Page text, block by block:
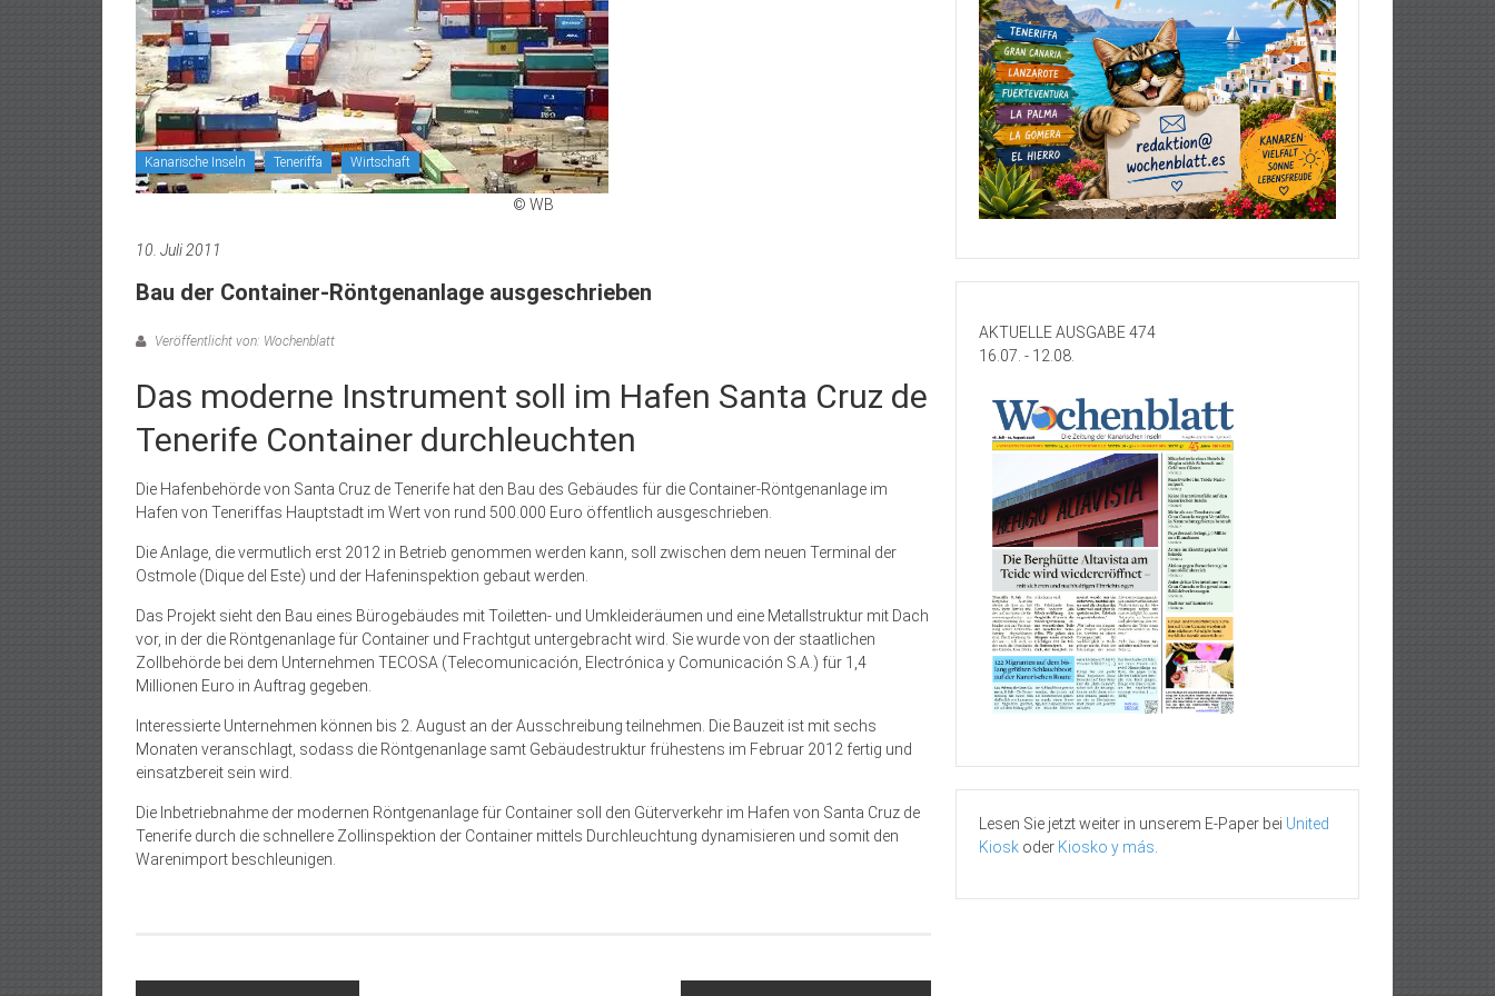
Kanarische Inseln Teneriffa Wirtschaft
© WB
10. Juli 2011
Bau der Container-Röntgenanlage ausgeschrieben
Veröffentlicht von: Wochenblatt
Das moderne Instrument soll im Hafen Santa Cruz de
Tenerife Container durchleuchten
Die Hafenbehörde von Santa Cruz de Tenerife hat den Bau des Gebäudes für die Container-Röntgenanlage im
Hafen von Teneriffas Hauptstadt im Wert von rund 500.000 Euro öffentlich ausgeschrieben.
Die Anlage, die vermutlich erst 2012 in Betrieb genommen werden kann, soll zwischen dem neuen Terminal der
Ostmole (Dique del Este) und der Hafeninspektion gebaut werden.
Das Projekt sieht den Bau eines Bürogebäudes mit Toiletten- und Umkleideräumen und eine Metallstruktur mit Dach
vor, in der die Röntgenanlage für Container und Frachtgut untergebracht wird. Sie wurde von der staatlichen
Zollbehörde bei dem Unternehmen TECOSA (Telecomunicación, Electrónica y Comunicación S.A.) für 1,4
Millionen Euro in Auftrag gegeben.
Interessierte Unternehmen können bis 2. August an der Ausschreibung teilnehmen. Die Bauzeit ist mit sechs
Monaten veranschlagt, sodass die Röntgenanlage samt Gebäudestruktur frühestens im Februar 2012 fertig und
einsatzbereit sein wird.
Die Inbetriebnahme der modernen Röntgenanlage für Container soll den Güterverkehr im Hafen von Santa Cruz de
Tenerife durch die schnellere Zollinspektion der Container mittels Durchleuchtung dynamisieren und somit den
Warenimport beschleunigen.
AKTUELLE AUSGABE 474
16.07. - 12.08.
Lesen Sie jetzt weiter in unserem E-Paper bei United
Kiosk oder Kiosko y más